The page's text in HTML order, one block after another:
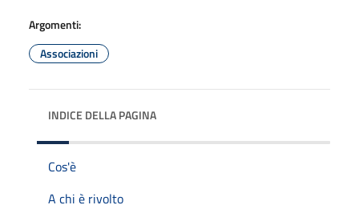
Argomenti:
Associazioni
INDICE DELLA PAGINA
Cos'è
A chi è rivolto